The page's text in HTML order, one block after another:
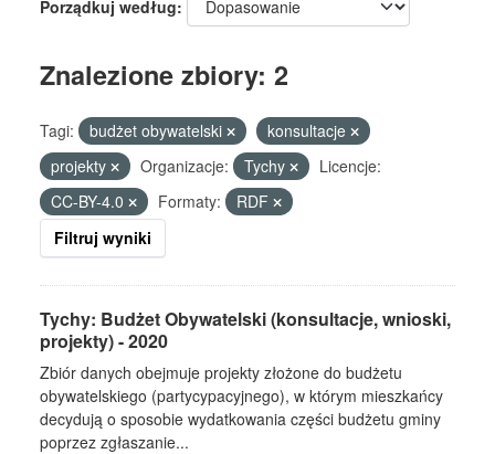
Porządkuj według
Znalezione zbiory: 2
Tagi: budżet obywatelski
konsultacje
projekty
Organizacje: Tychy
Licencje:
CC-BY-4.0
Formaty:
RDF
Filtruj wyniki
Tychy: Budżet Obywatelski (konsultacje, wnioski,
projekty) - 2020
Zbiór danych obejmuje projekty złożone do budżetu
obywatelskiego (partycypacyjnego), w którym mieszkańcy
decydują o sposobie wydatkowania części budżetu gminy
poprzez zgłaszanie...